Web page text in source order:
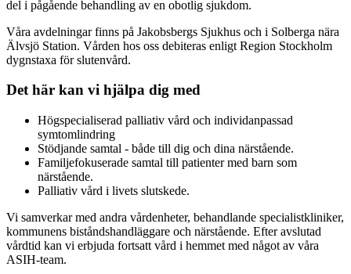
del i pågående behandling av en obotlig sjukdom.
Våra avdelningar finns på Jakobsbergs Sjukhus och i Solberga nära
Älvsjö Station. Vården hos oss debiteras enligt Region Stockholm
dygnstaxa för slutenvård.
Det här kan vi hjälpa dig med
Högspecialiserad palliativ vård och individanpassad
symtomlindring
Stödjande samtal - både till dig och dina närstående.
Familjefokuserade samtal till patienter med barn som
närstående.
Palliativ vård i livets slutskede.
Vi samverkar med andra vårdenheter, behandlande specialistkliniker,
kommunens biståndshandläggare och närstående. Efter avslutad
vårdtid kan vi erbjuda fortsatt vård i hemmet med något av våra
ASIH-team.